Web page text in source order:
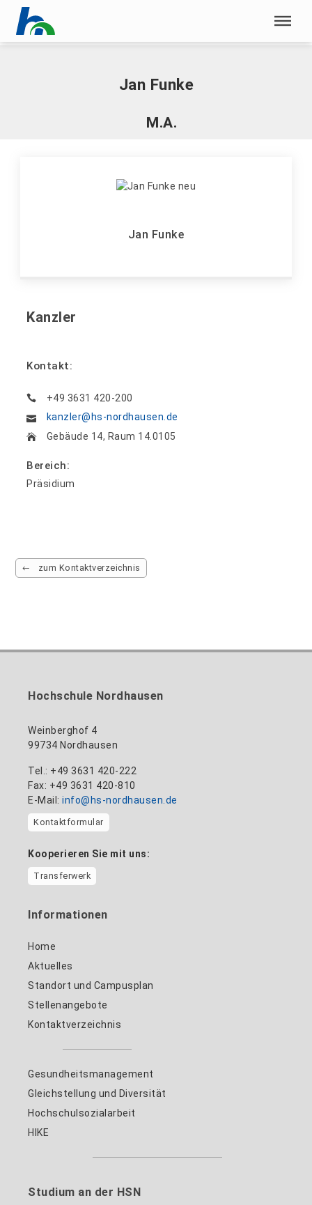
Menü überspringen
Home |F|Funke, Jan
Jan Funke
M.A.
Kanzler
Kontakt:
+49 3631 420-200
kanzler@hs-nordhausen.de
Gebäude 14, Raum 14.0105
Bereich:
Präsidium
Jan Funke
zum Kontaktverzeichnis
Hochschule Nordhausen
Weinberghof 4
99734 Nordhausen
Tel.: +49 3631 420-222
Fax: +49 3631 420-810
E-Mail: info@hs-nordhausen.de
Kontaktformular
Kooperieren Sie mit uns:
Transferwerk
Informationen
Home
Aktuelles
Standort und Campusplan
Stellenangebote
Kontaktverzeichnis
Gesundheitsmanagement
Gleichstellung und Diversität
Hochschulsozialarbeit
HIKE
Studium an der HSN